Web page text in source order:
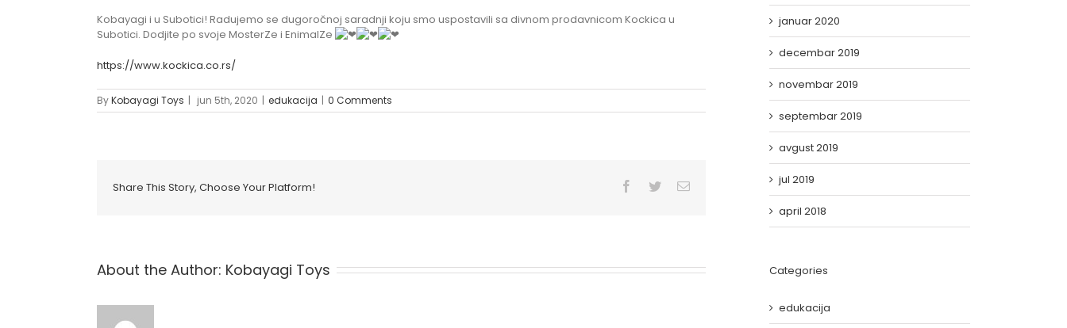
Kobayagi i u Subotici! Radujemo se dugoročnoj saradnji koju smo uspostavili sa divnom prodavnicom Kockica u
Subotici. Dodjite po svoje MosterZe i EnimalZe
https://www.kockica.co.rs/
ByKobayagi Toys | jun 5th, 2020 | edukacija | 0 Comments
Share This Story, Choose Your Platform! Facebook
TwitterEmail
About the Author: Kobayagi Toys
januar 2020
decembar 2019
novembar 2019
septembar 2019
avgust 2019
jul 2019
april 2018
Categories
edukacija